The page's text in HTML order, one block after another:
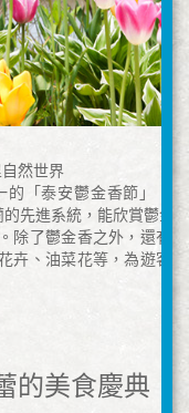
然世界
的「泰安鬱金香節」，
先進系統，能欣賞鬱金
除了鬱金香之外，還有
卉、油菜花等，為遊客
的美食慶典